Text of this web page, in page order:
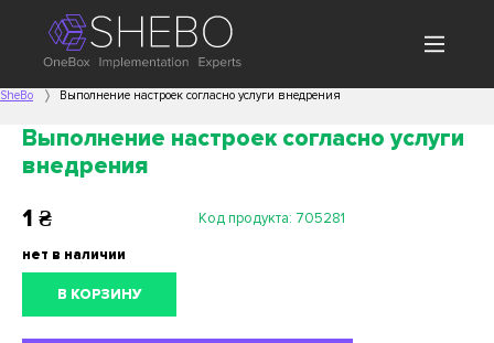
SheBo Выполнение настроек согласно услуги внедрения
Выполнение настроек согласно услуги
внедрения
1 ₴ Код продукта: 705281
нет в наличии
В КОРЗИНУ